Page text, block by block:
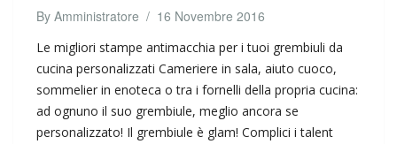
By Amministratore / 16 Novembre 2016
Le migliori stampe antimacchia per i tuoi grembiuli da
cucina personalizzati Cameriere in sala, aiuto cuoco,
sommelier in enoteca o tra i fornelli della propria cucina:
ad ognuno il suo grembiule, meglio ancora se
personalizzato! Il grembiule è glam! Complici i talent